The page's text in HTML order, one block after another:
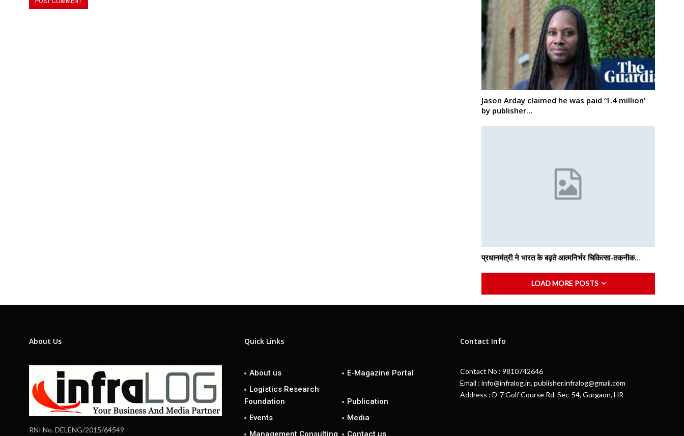
Jason Arday claimed he was paid ‘1.4 million’
by publisher…
प्रधानमंत्री ने भारत के बढ़ते आत्मनिर्भर चिकित्सा-तकनीक…
LOAD MORE POSTS
About Us
RNI No. DELENG/2015/64549
Quick Links
About us
E-Magazine Portal
Logistics Research
Foundation
Publication
Events
Media
Management Consulting
Contact us
Contact Info
Contact No : 9810742646
Email : info@infralog.in, publisher.infralog@gmail.com
Address : D-7 Golf Course Rd. Sec-54, Gurgaon, HR